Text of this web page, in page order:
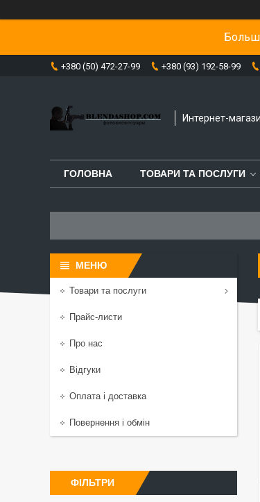
+380 (50) 472-27-99 +380 (93) 192-58-99
Интернет-
ГОЛОВНА ТОВАРИ ТА ПОСЛУГИ
Товари та послуги
Прайс-листи
Про нас
Відгуки
Оплата і доставка
Повернення і обмін
ФІЛЬТРИ